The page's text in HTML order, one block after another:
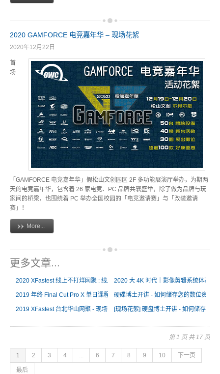
2020 GAMFORCE 电竞嘉年华 – 现场花絮
2020年12月22日
首
场
「GAMFORCE 电竞嘉年华」假松山文创园区 2F 多功能展演厅举办，为期两
天的电竞嘉年华，包含着 26 家电竞、PC 品牌共襄盛举，除了做为品牌与玩
家间的桥梁，也围绕着 PC 举办全国校园的「电竞邀请赛」与「改装邀请
赛」！
More...
更多文章...
2020 XFastest 线上不打烊网聚 : 线上直播课程 - 现场花絮2020 大 4K 时代｜影像剪辑系统体验会
2019 年终 Final Cut Pro X 单日课程 - 现场花絮硬碟博土开讲 - 如何储存您的数位资料 -
2019 XFastest 台北华山网聚 - 现场花絮[现场花絮] 硬盘博土开讲 - 如何储存您的
第 1 页 共 17 页
1 2 3 4 ... 6 7 8 9 10 下一页
最后